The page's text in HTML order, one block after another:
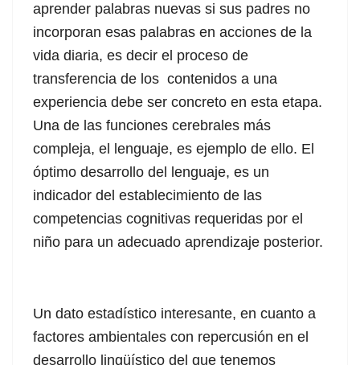
aprender palabras nuevas si sus padres no
incorporan esas palabras en acciones de la
vida diaria, es decir el proceso de
transferencia de los contenidos a una
experiencia debe ser concreto en esta etapa.
Una de las funciones cerebrales más
compleja, el lenguaje, es ejemplo de ello. El
óptimo desarrollo del lenguaje, es un
indicador del establecimiento de las
competencias cognitivas requeridas por el
niño para un adecuado aprendizaje posterior.
Un dato estadístico interesante, en cuanto a
factores ambientales con repercusión en el
desarrollo lingüístico del que tenemos